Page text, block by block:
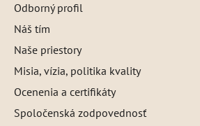
Odborný profil
Náš tím
Naše priestory
Misia, vízia, politika kvality
Ocenenia a certifikáty
Spoločenská zodpovednosť